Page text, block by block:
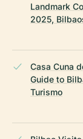
Landmark
2025,
Casa Cuna
Guide to
Turismo